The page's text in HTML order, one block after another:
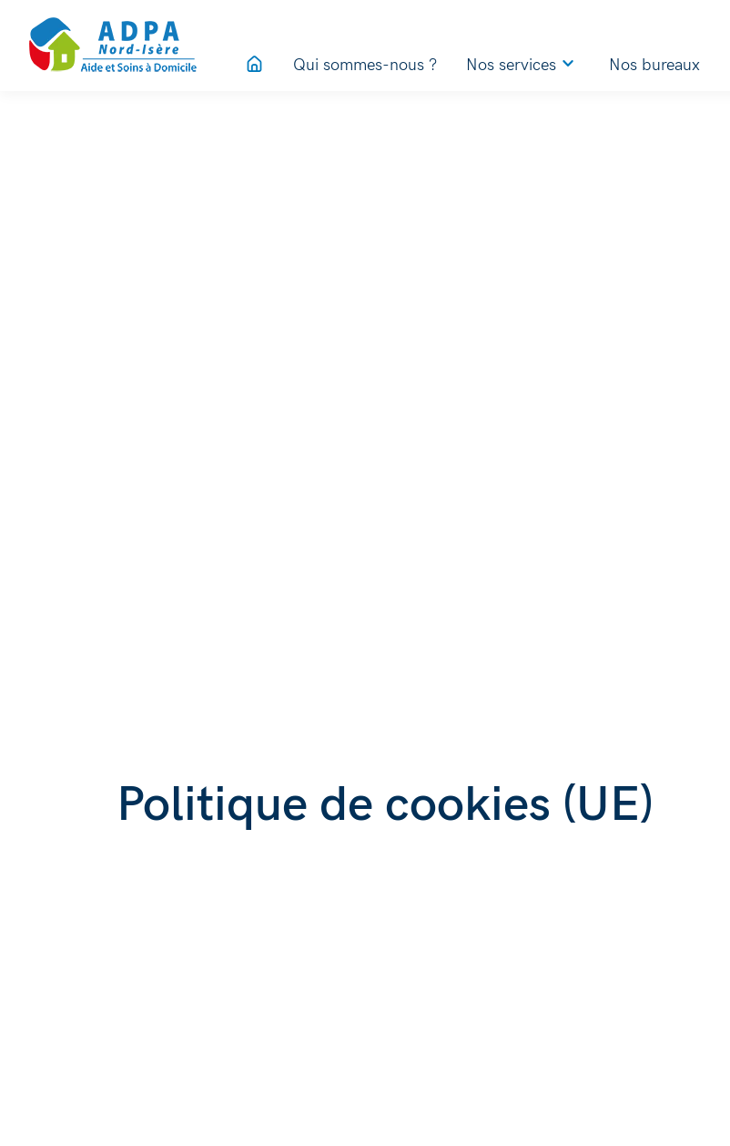
Qui sommes-nous ? Nos services Nos bureaux
Politique de cookies (UE)